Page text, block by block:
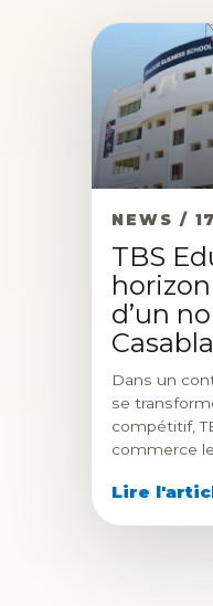
NEWS /
TBS
d’un
Dans un
se
compétitif,
commerce
Lire